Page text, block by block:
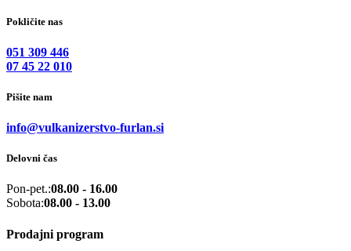
Pokličite nas
051 309 446
07 45 22 010
Pišite nam
info@vulkanizerstvo-furlan.si
Delovni čas
Pon-pet.:08.00 - 16.00
Sobota:08.00 - 13.00
Prodajni program